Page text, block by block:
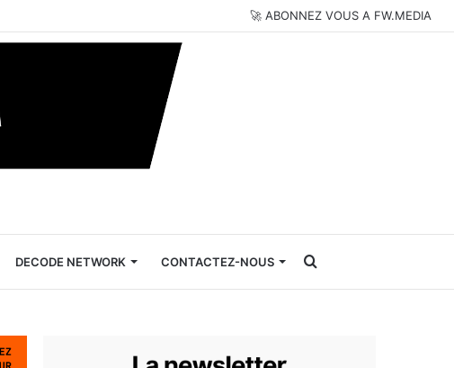
🚀 ABONNEZ VOUS A FW.MEDIA
DECODE NETWORK CONTACTEZ-NOUS Rechercher